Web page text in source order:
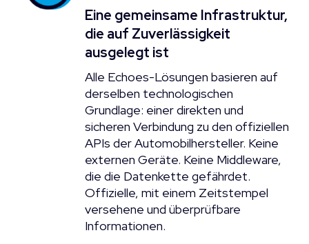
Eine gemeinsame Infrastruktur,
die auf Zuverlässigkeit
ausgelegt ist
Alle Echoes-Lösungen basieren auf
derselben technologischen
Grundlage: einer direkten und
sicheren Verbindung zu den offiziellen
APIs der Automobilhersteller. Keine
externen Geräte. Keine Middleware,
die die Datenkette gefährdet.
Offizielle, mit einem Zeitstempel
versehene und überprüfbare
Informationen.